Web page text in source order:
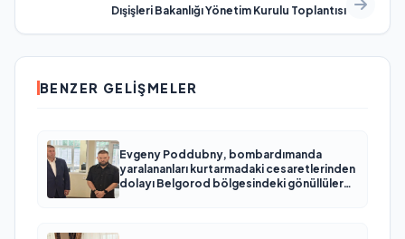
Dışişleri Bakanlığı Yönetim Kurulu Toplantısı
BENZER GELIŞMELER
Evgeny Poddubny, bombardımanda
yaralananları kurtarmadaki cesaretlerinden
dolayı Belgorod bölgesindeki gönüllülere